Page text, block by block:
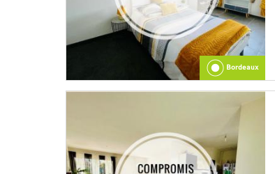
Bordeaux